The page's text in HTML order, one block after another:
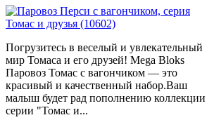
Погрузитесь в веселый и увлекательный
мир Томаса и его друзей! Mega Bloks
Паровоз Томас с вагончиком — это
красивый и качественный набор.Ваш
малыш будет рад пополнению коллекции
серии "Томас и...